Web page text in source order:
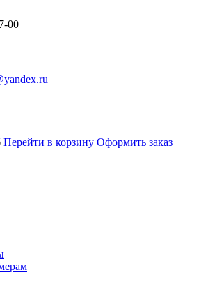
00
Перейти в корзину Оформить заказ